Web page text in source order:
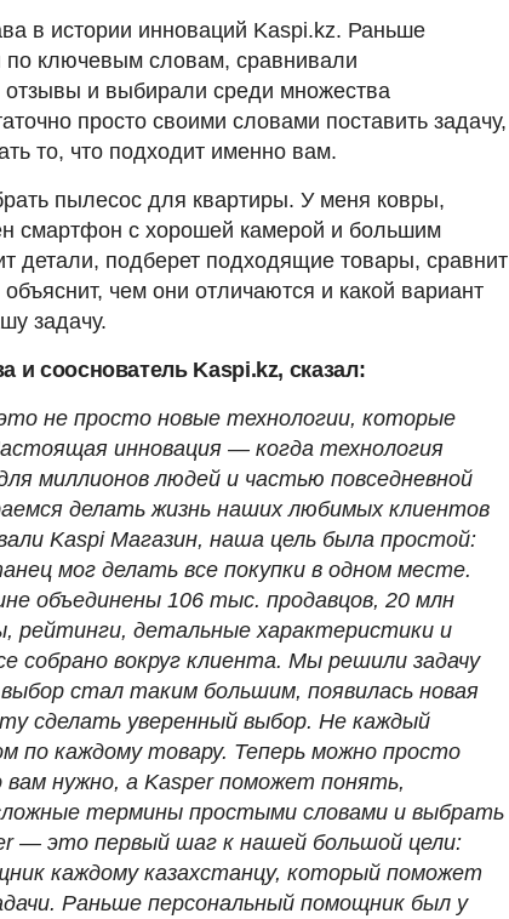
в истории инноваций Kaspi.kz. Раньше
по ключевым словам, сравнивали
отзывы и выбирали среди множества
просто своими словами поставить задачу,
то, что подходит именно вам.
пылесос для квартиры. У меня ковры,
смартфон с хорошей камерой и большим
детали, подберет подходящие товары, сравнит
чем они отличаются и какой вариант
задачу.
и сооснователь Kaspi.kz, сказал:
не просто новые технологии, которые
инновация — когда технология
миллионов людей и частью повседневной
делать жизнь наших любимых клиентов
Kaspi Магазин, наша цель была простой:
мог делать все покупки в одном месте.
объединены 106 тыс. продавцов, 20 млн
рейтинги, детальные характеристики и
собрано вокруг клиента. Мы решили задачу
стал таким большим, появилась новая
сделать уверенный выбор. Не каждый
по каждому товару. Теперь можно просто
вам нужно, а Kasper поможет понять,
термины простыми словами и выбрать
— это первый шаг к нашей большой цели:
каждому казахстанцу, который поможет
Раньше персональный помощник был у